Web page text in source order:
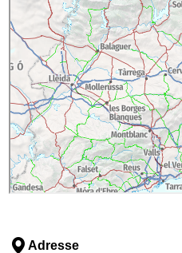
Adresse